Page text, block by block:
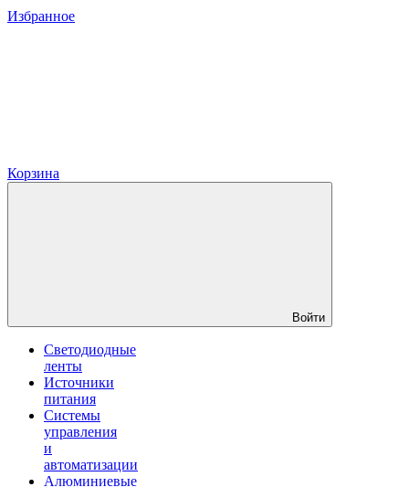
Избранное
Корзина
Войти
Светодиодные
ленты
Источники
питания
Системы
управления
и
автоматизации
Алюминиевые